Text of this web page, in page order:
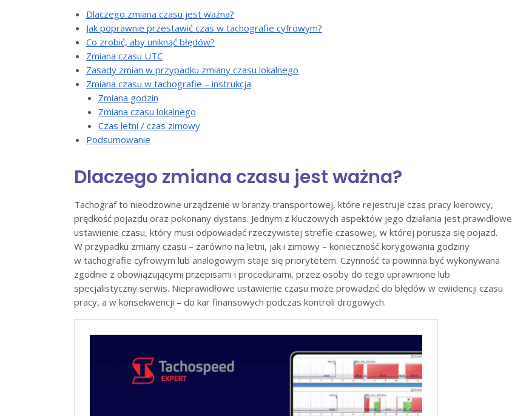
Dlaczego zmiana czasu jest ważna?
Jak poprawnie przestawić czas w tachografie cyfrowym?
Co zrobić, aby uniknąć błędów?
Zmiana czasu UTC
Zasady zmian w przypadku zmiany czasu lokalnego
Zmiana czasu w tachografie – instrukcja
Zmiana godzin
Zmiana czasu lokalnego
Czas letni / czas zimowy
Podsumowanie
Dlaczego zmiana czasu jest ważna?
Tachograf to nieodzowne urządzenie w branży transportowej, które rejestruje czas pracy kierowcy,
prędkość pojazdu oraz pokonany dystans. Jednym z kluczowych aspektów jego działania jest prawidłowe
ustawienie czasu, który musi odpowiadać rzeczywistej strefie czasowej, w której porusza się pojazd.
W przypadku zmiany czasu – zarówno na letni, jak i zimowy – konieczność korygowania godziny
w tachografie cyfrowym lub analogowym staje się priorytetem. Czynność ta powinna być wykonywana
zgodnie z obowiązującymi przepisami i procedurami, przez osoby do tego uprawnione lub
specjalistyczny serwis. Nieprawidłowe ustawienie czasu może prowadzić do błędów w ewidencji czasu
pracy, a w konsekwencji – do kar finansowych podczas kontroli drogowych.